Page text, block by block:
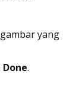
yang
Done.